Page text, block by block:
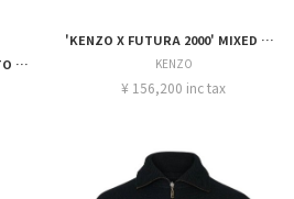
EVISEN SKATEBOARDS KABUTO MOHAIR CREW KNIT
'KENZO X FUTURA 2000' MIXED WOOL KNIT HOODIE
KENZO
¥ 156,200 inc tax